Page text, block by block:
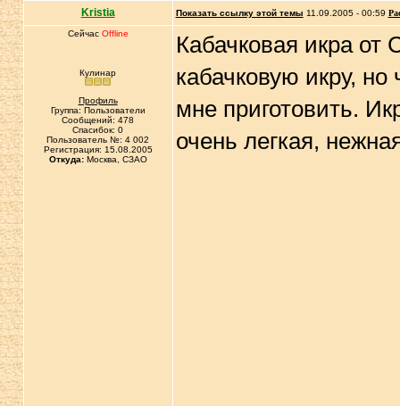
Kristia Показать ссылку этой темы 11.09.2005 - 00:59
Сейчас Offline
Кулинар
Профиль
Группа: Пользователи
Сообщений: 478
Спасибок: 0
Пользователь №: 4 002
Регистрация: 15.08.2005
Откуда:Москва, СЗАО
Кабачковая икра
кабачковую икру,
мне приготовить.
очень легкая,